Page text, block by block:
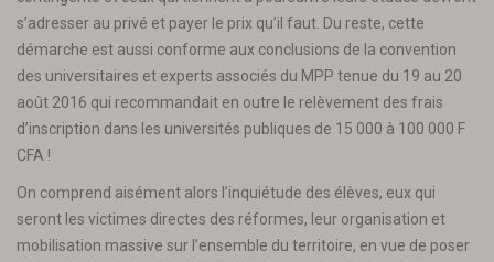
s’adresser au privé et payer le prix qu’il faut. Du reste, cette
démarche est aussi conforme aux conclusions de la convention
des universitaires et experts associés du MPP tenue du 19 au 20
août 2016 qui recommandait en outre le relèvement des frais
d’inscription dans les universités publiques de 15 000 à 100 000 F
CFA !
On comprend aisément alors l’inquiétude des élèves, eux qui
seront les victimes directes des réformes, leur organisation et
mobilisation massive sur l’ensemble du territoire, en vue de poser